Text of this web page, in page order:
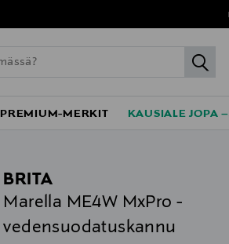
PREMIUM-MERKIT KAUSIALE JOPA
BRITA
Marella ME4W MxPro -
vedensuodatuskannu